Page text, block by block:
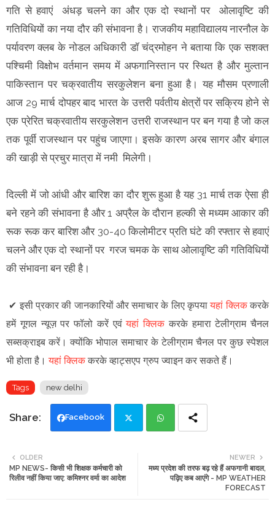
गति से हवाएं अंधड़ चलने का और एक दो स्थानों पर ओलावृष्टि की
गतिविधियों का नया दौर की संभावना है। राजकीय महाविद्यालय नारनौल के
पर्यावरण क्लब के नोडल अधिकारी डॉ चंद्रमोहन ने बताया कि एक सशक्त
पश्चिमी विक्षोभ वर्तमान समय में अफगानिस्तान पर स्थित है और मुल्तान
पाकिस्तान पर चक्रवातीय सरकुलेशन बना हुआ है। यह मौसम प्रणाली
आज 29 मार्च दोपहर बाद भारत के उत्तरी पर्वतीय क्षेत्रों पर सक्रिय होने से
एक प्रेरित चक्रवातीय सरकुलेशन उत्तरी राजस्थान पर बन गया है जो कल
तक पूर्वी राजस्थान पर पहुंच जाएगा। इसके कारण अरब सागर और बंगाल
की खाड़ी से प्रचुर मात्रा में नमी मिलेगी।
दिल्ली में जो आंधी और बारिश का दौर शुरू हुआ है यह 31 मार्च तक ऐसा ही
बने रहने की संभावना है और 1 अप्रैल के दौरान हल्की से मध्यम आकार की
रूक रूक कर बारिश और 30-40 किलोमीटर प्रति घंटे की रफ्तार से हवाएं
चलने और एक दो स्थानों पर गरज चमक के साथ ओलावृष्टि की गतिविधियों
की संभावना बन रही है।
✔ इसी प्रकार की जानकारियों और समाचार के लिए कृपयायहां क्लिककरके
हमें गूगल न्यूज़ पर फॉलो करें एवंयहां क्लिक करके हमारा टेलीग्राम चैनल
सब्सक्राइब करें। क्योंकि भोपाल समाचार के टेलीग्राम चैनल पर कुछ स्पेशल
भी होता है।यहां क्लिककरके व्हाट्सएप ग्रुप ज्वाइन कर सकते हैं।
Tags new delhi
Facebook
tte ats
NEWER
मध्य प्रदेश की तरफ बढ़ रहे हैं अफगानी बादल,
पढ़िए कब आएंगे - MP WEATHER
FORECAST
OLDER
MP NEWS- किसी भी शिक्षक कर्मचारी को
रिलीव नहीं किया जाए: कमिश्नर वर्मा का आदेश